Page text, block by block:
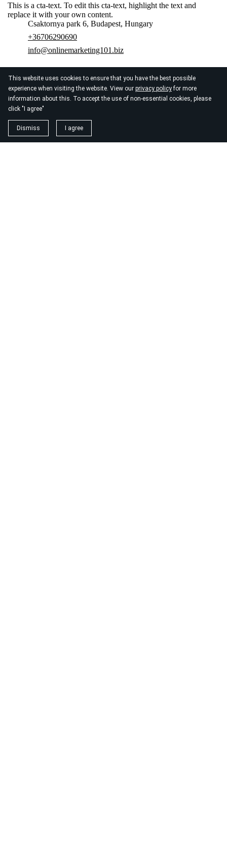
This website uses cookies to ensure that you have the best possible
experience when visiting the website. View our privacy policyfor more
information about this. To accept the use of non-essential cookies, please
click "I agree"
Dismiss I agree
This is a cta-text. To edit this cta-text, highlight the text and
replace it with your own content.
Csaktornya park 6, Budapest, Hungary
+36706290690
info@onlinemarketing101.biz
HomeKontaktieren Sie unsÜber uns
Datenschutzerklärung
© 2026 Seo Agentur Zurich